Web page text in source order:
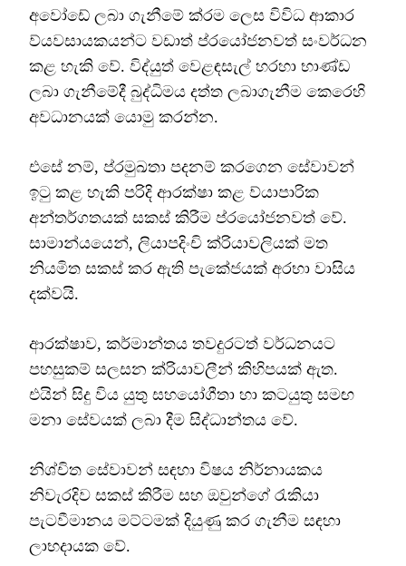
අවෝඩේ ලබා ගැනීමේ ක්රම ලෙස විවිධ ආකාර
ව්යවසායකයන්ට වඩාත් ප්රයෝජනවත් සංවර්ධන
කළ හැකි වේ. විද්යුත් වෙළඳසැල් හරහා භාණ්ඩ
ලබා ගැනීමේදී බුද්ධිමය දත්ත ලබාගැනීම කෙරෙහි
අවධානයක් යොමු කරන්න.
එසේ නම්, ප්රමුඛතා පදනම් කරගෙන සේවාවන්
ඉටු කළ හැකි පරිදි ආරක්ෂා කළ ව්යාපාරික
අන්තර්ගතයක් සකස් කිරීම ප්රයෝජනවත් වේ.
සාමාන්යයෙන්, ලියාපදිංචි ක්රියාවලියක් මත
නියමිත සකස් කර ඇති පැකේජයක් අරභා වාසිය
දක්වයි.
ආරක්ෂාව, කර්මාන්තය තවදුරටත් වර්ධනයට
පහසුකම් සලසන ක්රියාවලීන් කිහිපයක් ඇත.
එයින් සිදු විය යුතු සහයෝගීතා හා කටයුතු සමඟ
මනා සේවයක් ලබා දීම සිද්ධාන්තය වේ.
නිශ්චිත සේවාවන් සඳහා විෂය නිර්නායකය
නිවැරදිව සකස් කිරීම සහ ඔවුන්ගේ රැකියා
පැටවීමානය මට්ටමක් දියුණු කර ගැනීම සඳහා
ලාභදායක වේ.